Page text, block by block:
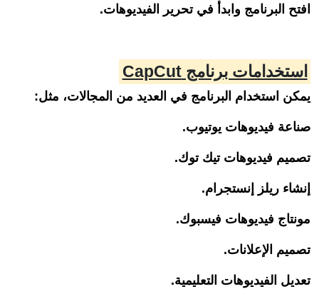
افتح البرنامج وابدأ في تحرير الفيديوهات.
استخدامات برنامج CapCut
يمكن استخدام البرنامج في العديد من المجالات، مثل:
صناعة فيديوهات يوتيوب.
تصميم فيديوهات تيك توك.
إنشاء ريلز إنستجرام.
مونتاج فيديوهات فيسبوك.
تصميم الإعلانات.
تعديل الفيديوهات التعليمية.